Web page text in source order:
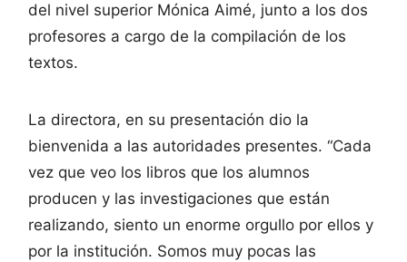
del nivel superior Mónica Aimé, junto a los dos
profesores a cargo de la compilación de los
textos.
La directora, en su presentación dio la
bienvenida a las autoridades presentes. “Cada
vez que veo los libros que los alumnos
producen y las investigaciones que están
realizando, siento un enorme orgullo por ellos y
por la institución. Somos muy pocas las